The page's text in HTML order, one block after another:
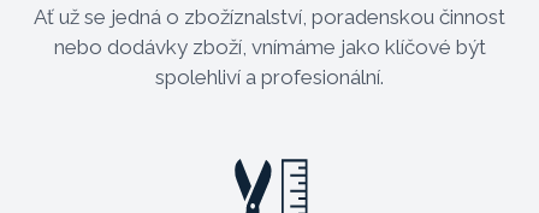
Ať už se jedná o zbožíznalství, poradenskou činnost
nebo dodávky zboží, vnímáme jako klíčové být
spolehliví a profesionální.